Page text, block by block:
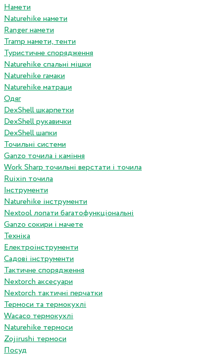
Намети
Naturehike намети
Ranger намети
Tramp намети, тенти
Туристичне спорядження
Naturehike спальні мішки
Naturehike гамаки
Naturehike матраци
Одяг
DexShell шкарпетки
DexShell рукавички
DexShell шапки
Точильні системи
Ganzo точила і каміння
Work Sharp точильні верстати і точила
Ruixin точила
Інструменти
Naturehike інструменти
Nextool лопати багатофункціональні
Ganzo сокири і мачете
Техніка
Електроінструменти
Садові інструменти
Тактичне спорядження
Nextorch аксесуари
Nextorch тактичні перчатки
Термоси та термокухлі
Wacaco термокухлі
Naturehike термоси
Zojirushi термоси
Посуд